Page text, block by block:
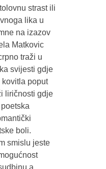
strast ili
lika u
na izazov
Matkovic
traži u
svijesti gdje
poput
liričnosti gdje
boli.
smislu jeste
a